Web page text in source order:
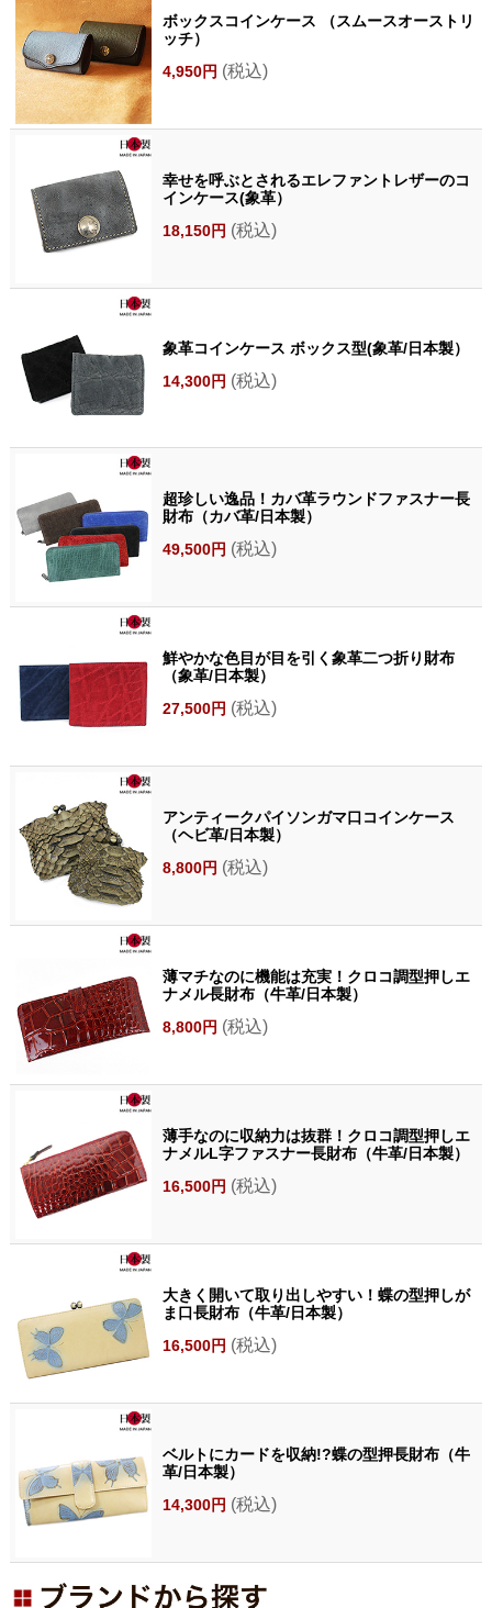
ボックスコインケース （スムースオーストリ
ッチ）
4,950円 (税込)
幸せを呼ぶとされるエレファントレザーのコ
インケース(象革）
18,150円 (税込)
象革コインケース ボックス型(象革/日本製）
14,300円 (税込)
超珍しい逸品！カバ革ラウンドファスナー長
財布（カバ革/日本製）
49,500円 (税込)
鮮やかな色目が目を引く象革二つ折り財布
（象革/日本製）
27,500円 (税込)
アンティークパイソンガマ口コインケース
（ヘビ革/日本製）
8,800円 (税込)
薄マチなのに機能は充実！クロコ調型押しエ
ナメル長財布（牛革/日本製）
8,800円 (税込)
薄手なのに収納力は抜群！クロコ調型押しエ
ナメルL字ファスナー長財布（牛革/日本製）
16,500円 (税込)
大きく開いて取り出しやすい！蝶の型押しが
ま口長財布（牛革/日本製）
16,500円 (税込)
ベルトにカードを収納!?蝶の型押長財布（牛
革/日本製）
14,300円 (税込)